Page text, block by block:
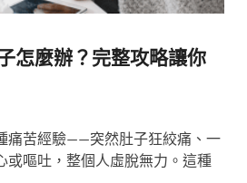
怎麼辦？完整攻略讓你
痛苦經驗——突然肚子狂絞痛、一
或嘔吐，整個人虛脫無力。這種